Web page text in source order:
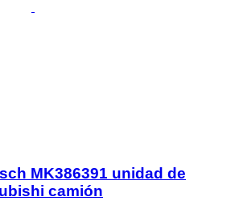
MK386391 unidad de
camión